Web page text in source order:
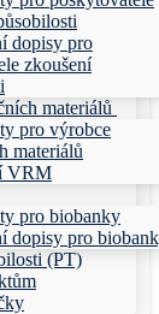
dopisy pro
zkoušení
materiálů
pro výrobce
materiálů
VRM
pro biobanky
dopisy pro
(PT)